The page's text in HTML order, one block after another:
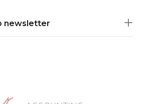
newsletter